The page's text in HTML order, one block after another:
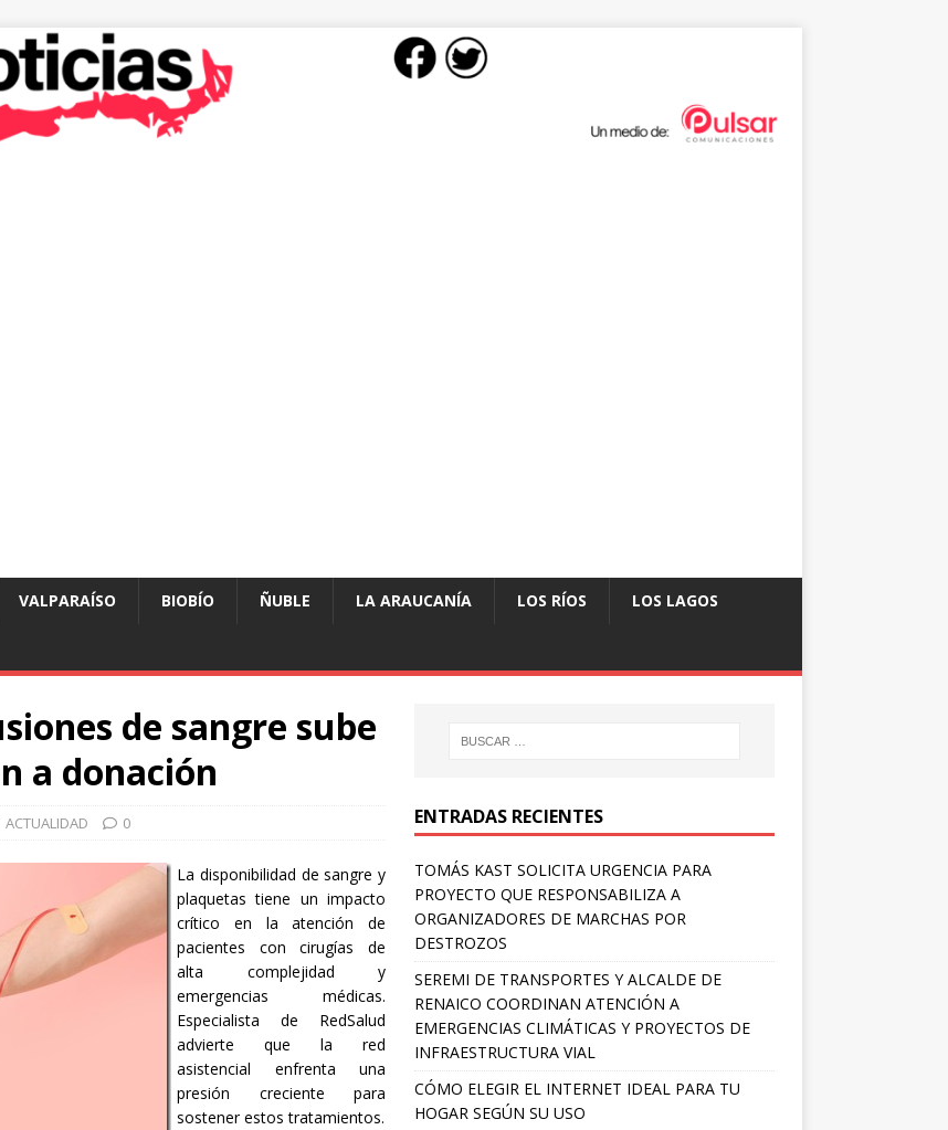
VALPARAÍSO BIOBÍO ÑUBLE LA ARAUCANÍA LOS RÍOS LOS LAGOS
de sangre sube
a donación
ACTUALIDAD 0
La disponibilidad de sangre y
plaquetas tiene un impacto
crítico en la atención de
pacientes con cirugías de
alta complejidad y
emergencias médicas.
Especialista de RedSalud
advierte que la red
asistencial enfrenta una
presión creciente para
sostener estos tratamientos.
ENTRADAS RECIENTES
TOMÁS KAST SOLICITA URGENCIA PARA
PROYECTO QUE RESPONSABILIZA A
ORGANIZADORES DE MARCHAS POR
DESTROZOS
SEREMI DE TRANSPORTES Y ALCALDE DE
RENAICO COORDINAN ATENCIÓN A
EMERGENCIAS CLIMÁTICAS Y PROYECTOS DE
INFRAESTRUCTURA VIAL
CÓMO ELEGIR EL INTERNET IDEAL PARA TU
HOGAR SEGÚN SU USO